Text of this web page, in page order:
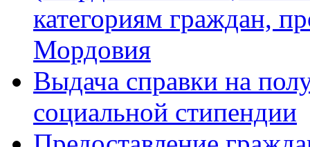
категориям граждан,
Мордовия
Выдача справки на
социальной стипендии